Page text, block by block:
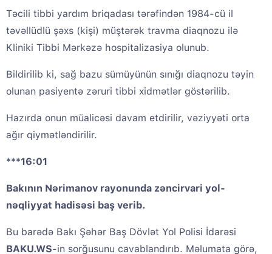
Təcili tibbi yardım briqadası tərəfindən 1984-cü il
təvəllüdlü şəxs (kişi) müştərək travma diaqnozu ilə
Kliniki Tibbi Mərkəzə hospitalizasiya olunub.
Bildirilib ki, sağ bazu sümüyünün sınığı diaqnozu təyin
olunan pasiyentə zəruri tibbi xidmətlər göstərilib.
Hazırda onun müalicəsi davam etdirilir, vəziyyəti orta
ağır qiymətləndirilir.
***16:01
Bakının Nərimanov rayonunda zəncirvari yol-
nəqliyyat hadisəsi baş verib.
Bu barədə Bakı Şəhər Baş Dövlət Yol Polisi İdarəsi
BAKU.WS-in sorğusunu cavablandırıb. Məlumata görə,